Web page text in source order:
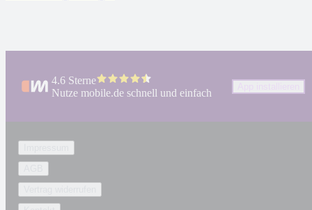
4.6 Sterne
Nutze mobile.de schnell und einfach